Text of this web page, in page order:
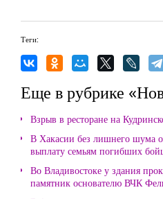
Теги:
Еще в рубрике
Взрыв в ресторане на
В Хакасии без лишнего шума
выплату семьям погибших
Во Владивостоке у здания
памятник основателю ВЧК